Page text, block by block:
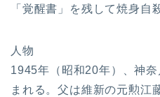
「覚醒書」を残して焼身自
人物
1945年（昭和20年）、神
まれる。父は維新の元勲江